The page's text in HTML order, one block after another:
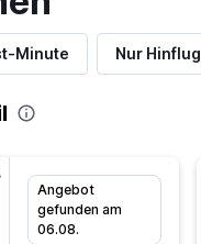
Minute Nur Hinflug
Angebot
gefunden am
06.08.